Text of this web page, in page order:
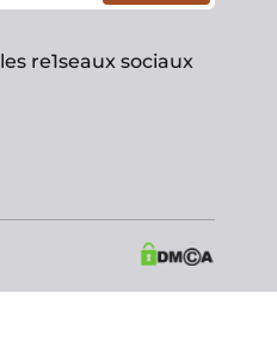
re1seaux sociaux